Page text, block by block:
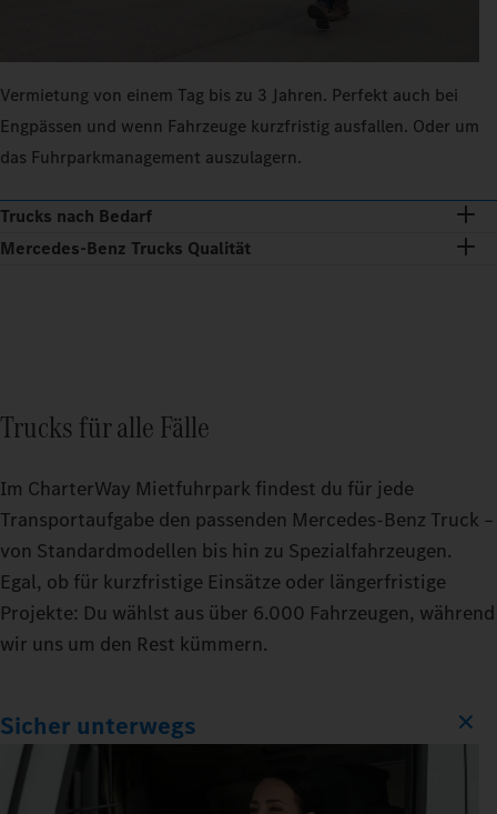
Vermietung von einem Tag bis zu 3 Jahren. Perfekt auch bei
Engpässen und wenn Fahrzeuge kurzfristig ausfallen. Oder um
das Fuhrparkmanagement auszulagern.
Trucks nach Bedarf
Mercedes‑Benz Trucks Qualität
Trucks für alle Fälle
Im CharterWay Mietfuhrpark findest du für jede
Transportaufgabe den passenden Mercedes‑Benz Truck –
von Standardmodellen bis hin zu Spezialfahrzeugen.
Egal, ob für kurzfristige Einsätze oder längerfristige
Projekte: Du wählst aus über 6.000 Fahrzeugen, während
wir uns um den Rest kümmern.
Sicher unterwegs